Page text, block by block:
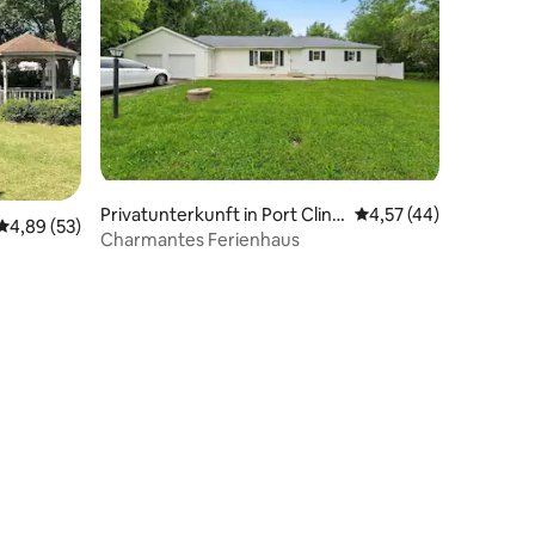
Bewertung: 4,89 von 5, 53 Bewertungen
4,89 (53)
Privatunterkunft in Port Clint
on
Durchschnittliche
4,57 (44)
Charmantes Ferienhaus